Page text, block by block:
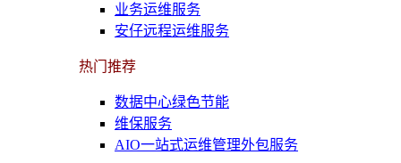
业务运维服务
安仔远程运维服务
热门推荐
数据中心绿色节能
维保服务
AIO一站式运维管理外包服务